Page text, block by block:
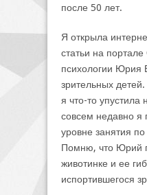
после 50 лет.
Я открыла
статьи на
психологии Юрия
зрительных
я что-то упустила
совсем недавно
уровне занятия
Помню, что Юрий
животинке и ее
испортившегося